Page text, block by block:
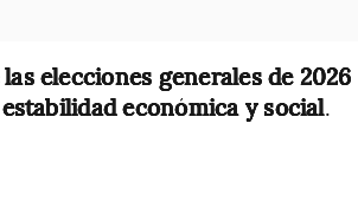
elecciones generales de 2026
económica y social.